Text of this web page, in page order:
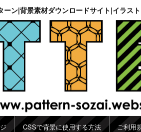
ーン|背景素材ダウンロードサイト|イラ
CSSで背景に使用する方法 ご利用